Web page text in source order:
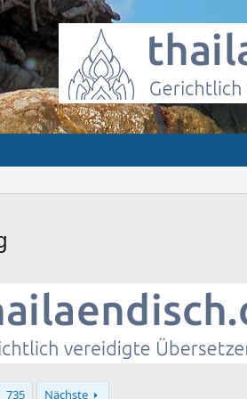
735 Nächste